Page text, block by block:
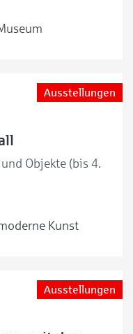
Ausstellungen
Objekte (bis 4.
Kunst
Ausstellungen